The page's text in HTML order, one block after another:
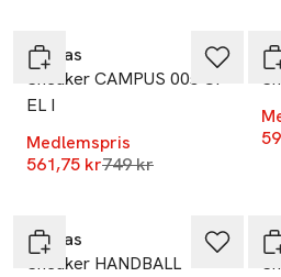
Adidas
Sneaker CAMPUS 00s CF
EL I
Medlemspris
561,75 krLägsta pris 30 dagar
749 kr
Adidas
Sneaker HANDBALL